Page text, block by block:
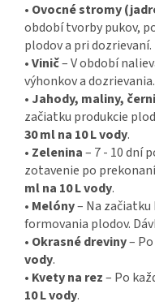
• Ovocné stromy
období tvorby pukov,
plodov a pri dozrievaní.
•Vinič– V období
výhonkov a
• Jahody, maliny,
začiatku produkcie
30 ml na 10 L vody.
• Zelenina– 7 - 10 dní
zotavenie po
ml na 10 L vody.
• Melóny– Na
formovania plodov.
• Okrasné dreviny–
vody.
• Kvety na rez– Po
10 L vody.